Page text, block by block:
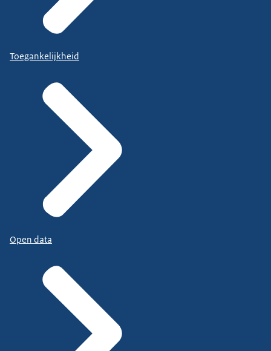
Toegankelijkheid
Open data